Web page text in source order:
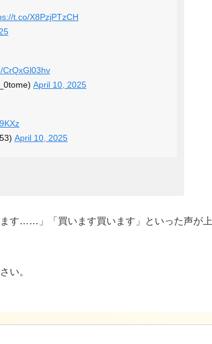
t.co/X8PzjPTzCH
CrQxGl03hv
April 10, 2025
April 10, 2025
す……」「買います買います」といった声が上
い。